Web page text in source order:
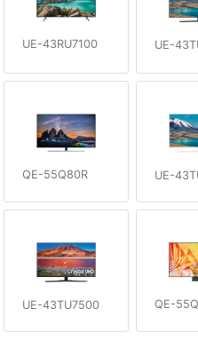
UE-43RU7100 UE-
QE-55Q80R UE-
UE-43TU7500 QE-